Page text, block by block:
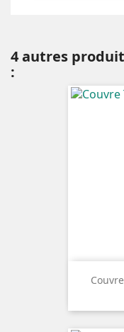
4 autres
: